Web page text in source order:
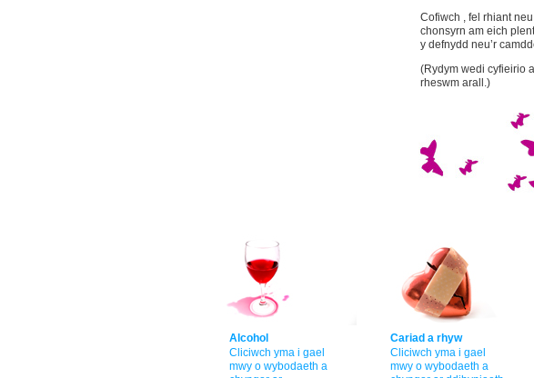
Cofiwch , fel rhiant
chonsyrn am eich
y defnydd neu’r
(Rydym wedi cyfieirio
rheswm arall.)
Alcohol
Cliciwch yma i gael
mwy o wybodaeth a
Cariad a rhyw
Cliciwch yma i gael
mwy o wybodaeth a